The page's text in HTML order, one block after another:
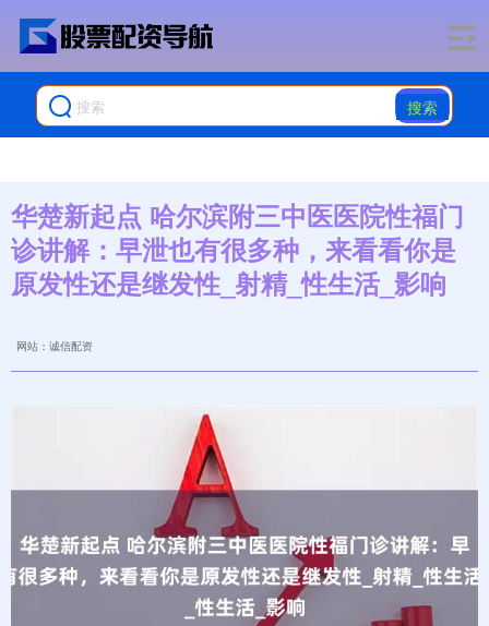
搜索
华楚新起点 哈尔滨附三中医医院性福门
诊讲解：早泄也有很多种，来看看你是
原发性还是继发性_射精_性生活_影响
网站：诚信配资